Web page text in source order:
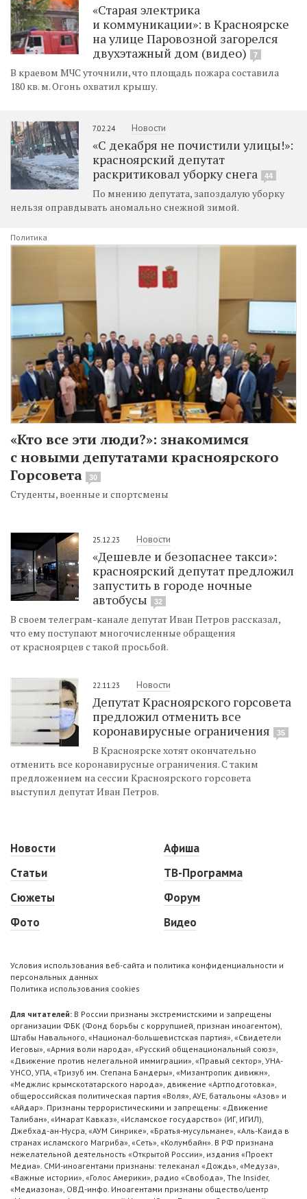
«Старая электрика
и коммуникации»: в Красноярске
на улице Паровозной загорелся
двухэтажный дом (видео)
7
В краевом МЧС уточнили, что площадь пожара составила
180 кв. м. Огонь охватил крышу.
7.02.24 Новости
«С декабря не почистили улицы!»:
красноярский депутат
раскритиковал уборку снега
44
По мнению депутата, запоздалую уборку
нельзя оправдывать аномально снежной зимой.
Политика
«Кто все эти люди?»: знакомимся
с новыми депутатами красноярского
Горсовета
30
Студенты, военные и спортсмены
25.12.23 Новости
«Дешевле и безопаснее такси»:
красноярский депутат предложил
запустить в городе ночные
автобусы
32
В своем телеграм-канале депутат Иван Петров рассказал,
что ему поступают многочисленные обращения
от красноярцев с такой просьбой.
22.11.23 Новости
Депутат Красноярского горсовета
предложил отменить все
коронавирусные ограничения
35
В Красноярске хотят окончательно
отменить все коронавирусные ограничения. С таким
предложением на сессии Красноярского горсовета
выступил депутат Иван Петров.
Новости
Статьи
Сюжеты
Фото
Афиша
ТВ-Программа
Форум
Видео
Условия использования веб-сайта и политика конфиденциальности и
персональных данных
Политика использования cookies
Для читателей: В России признаны экстремистскими и запрещены
организации ФБК (Фонд борьбы с коррупцией, признан иноагентом),
Штабы Навального, «Национал-большевистская партия», «Свидетели
Иеговы», «Армия воли народа», «Русский общенациональный союз»,
«Движение против нелегальной иммиграции», «Правый сектор», УНА-
УНСО, УПА, «Тризуб им. Степана Бандеры», «Мизантропик дивижн»,
«Меджлис крымскотатарского народа», движение «Артподготовка»,
общероссийская политическая партия «Воля», АУЕ, батальоны «Азов» и
«Айдар». Признаны террористическими и запрещены: «Движение
Талибан», «Имарат Кавказ», «Исламское государство» (ИГ, ИГИЛ),
Джебхад-ан-Нусра, «АУМ Синрике», «Братья-мусульмане», «Аль-Каида в
странах исламского Магриба», «Сеть», «Колумбайн». В РФ признана
нежелательной деятельность «Открытой России», издания «Проект
Медиа». СМИ-иноагентами признаны: телеканал «Дождь», «Медуза»,
«Важные истории», «Голос Америки», радио «Свобода», The Insider,
«Медиазона», ОВД-инфо. Иноагентами признаны общество/центр